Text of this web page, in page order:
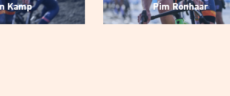
Kamp Pim Ronhaar